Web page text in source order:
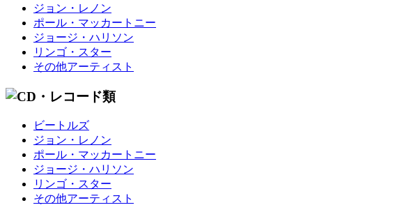
ジョン・レノン
ポール・マッカートニー
ジョージ・ハリソン
リンゴ・スター
その他アーティスト
ビートルズ
ジョン・レノン
ポール・マッカートニー
ジョージ・ハリソン
リンゴ・スター
その他アーティスト